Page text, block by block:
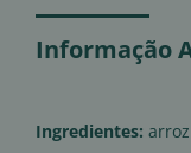
Informação
Ingredientes: